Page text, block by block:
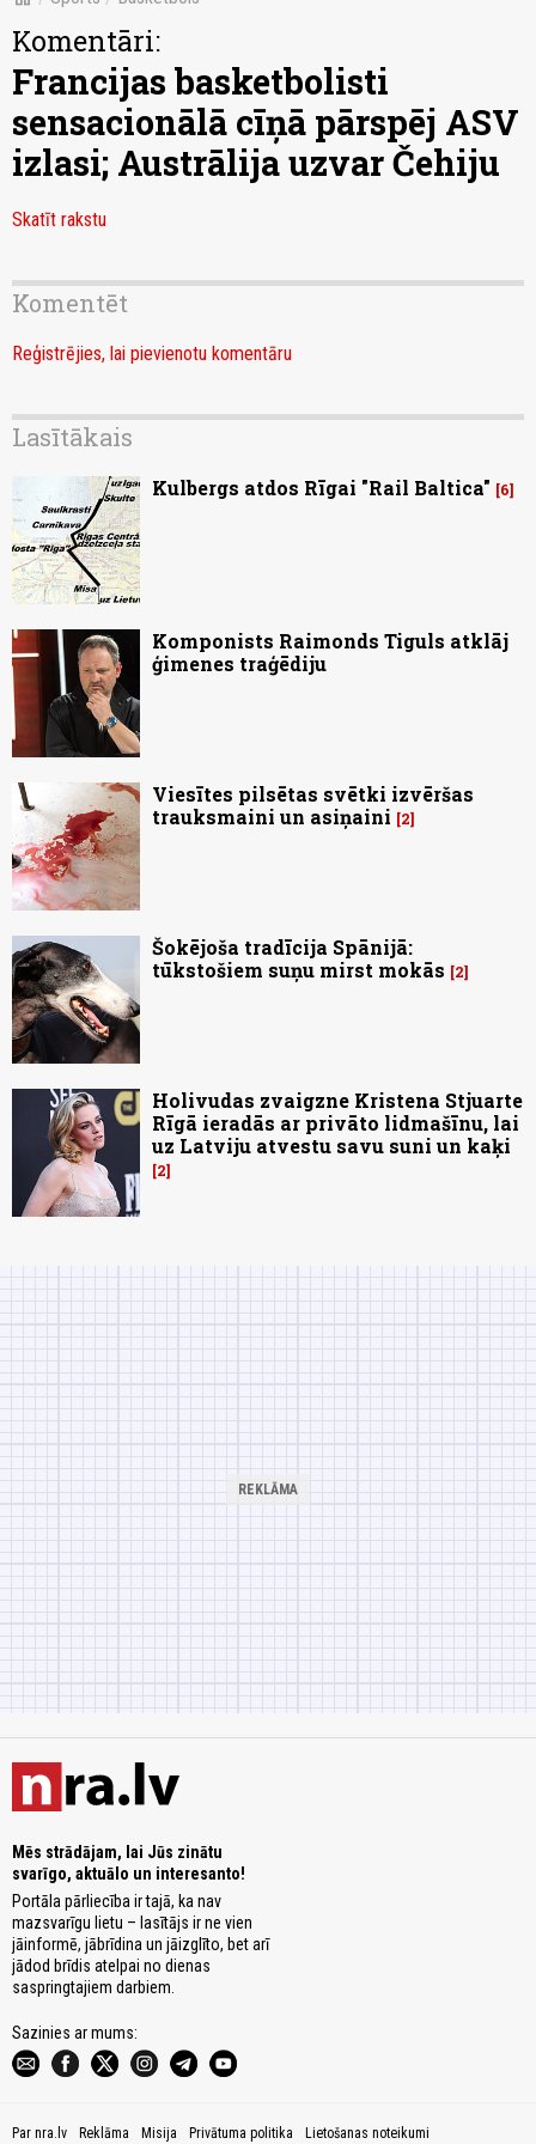
Komentāri:
Francijas basketbolisti
sensacionālā cīņā pārspēj ASV
izlasi; Austrālija uzvar Čehiju
Skatīt rakstu
Komentēt
Reģistrējies, lai pievienotu komentāru
Lasītākais
Kulbergs atdos Rīgai "Rail Baltica" 6
Komponists Raimonds Tiguls atklāj
ģimenes traģēdiju
Viesītes pilsētas svētki izvēršas
trauksmaini un asiņaini
2
Šokējoša tradīcija Spānijā:
tūkstošiem suņu mirst mokās
2
Holivudas zvaigzne Kristena Stjuarte
Rīgā ieradās ar privāto lidmašīnu, lai
uz Latviju atvestu savu suni un kaķi
2
Mēs strādājam, lai Jūs zinātu
svarīgo, aktuālo un interesanto!
Portāla pārliecība ir tajā, ka nav
mazsvarīgu lietu – lasītājs ir ne vien
jāinformē, jābrīdina un jāizglīto, bet arī
jādod brīdis atelpai no dienas
saspringtajiem darbiem.
Sazinies ar mums:
Par nra.lv Reklāma Misija Privātuma politika Lietošanas noteikumi